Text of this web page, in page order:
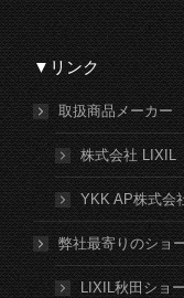
▼リンク
取扱商品メーカー
株式会社 LIXIL
YKK AP株式会
弊社最寄りのショ
LIXIL秋田ショ